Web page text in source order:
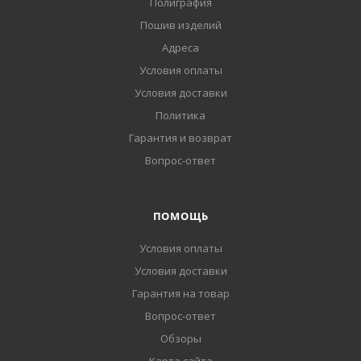
Пошив изделий
Адреса
Условия оплаты
Условия доставки
Политика
Гарантия и возврат
Вопрос-ответ
ПОМОЩЬ
Условия оплаты
Условия доставки
Гарантия на товар
Вопрос-ответ
Обзоры